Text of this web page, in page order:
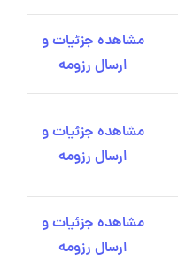
مشاهده جزئیات و
ارسال رزومه
مشاهده جزئیات و
ارسال رزومه
مشاهده جزئیات و
ارسال رزومه